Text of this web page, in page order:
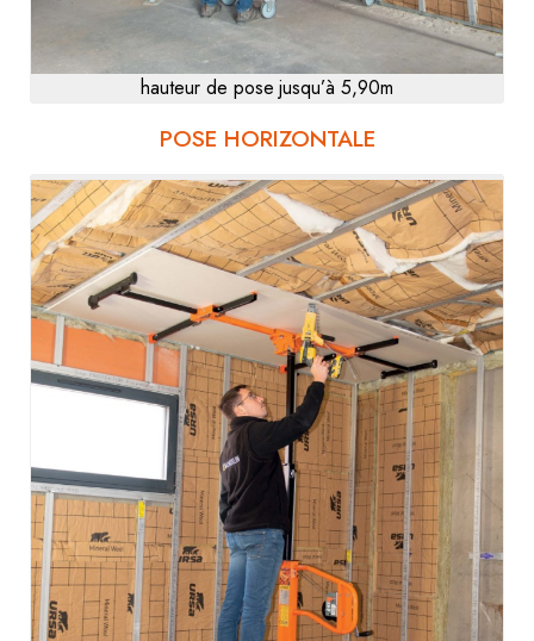
hauteur de pose jusqu’à 5,90m
POSE HORIZONTALE